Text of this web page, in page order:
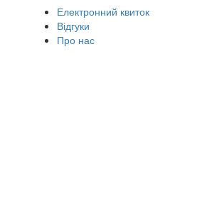
Електронний квиток
Відгуки
Про нас